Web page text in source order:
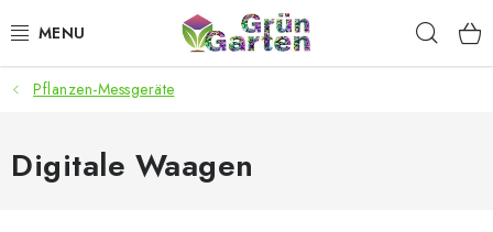
Inhalt
ANGEBOTE
LED PFLANZENLAMPEN
Pflanzen-Messgeräte
Digitale Waagen